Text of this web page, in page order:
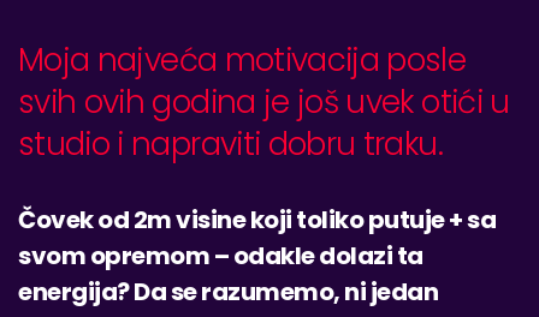
Moja najveća motivacija posle
svih ovih godina je još uvek otići u
studio i napraviti dobru traku.
Čovek od 2m visine koji toliko putuje + sa
svom opremom – odakle dolazi ta
energija? Da se razumemo, ni jedan